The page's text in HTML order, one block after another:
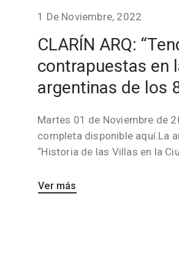
1 De Noviembre, 2022
CLARÍN ARQ:
contrapuestas en
argentinas de los
Martes 01 de Noviembre de
completa disponible aquí.La
“Historia de las Villas en la
Ver más